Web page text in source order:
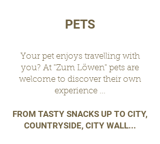
PETS
Your pet enjoys travelling with
you? At "Zum Löwen" pets are
welcome to discover their own
experience ...
FROM TASTY SNACKS UP TO CITY,
COUNTRYSIDE, CITY WALL...